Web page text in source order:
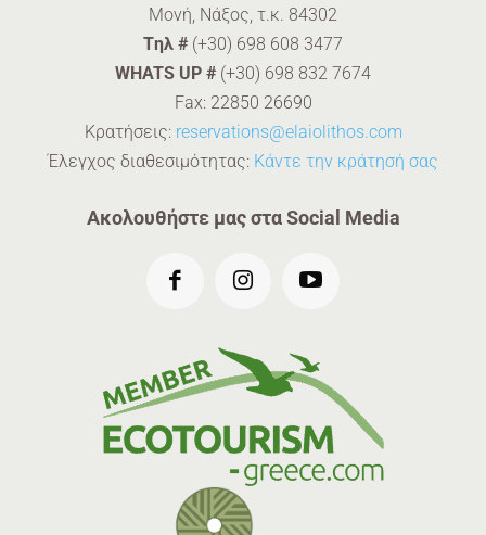
Μονή, Νάξος, τ.κ. 84302
Tηλ # (+30) 698 608 3477
WHATS UP # (+30) 698 832 7674
Fax: 22850 26690
Κρατήσεις: reservations@elaiolithos.com
Έλεγχος διαθεσιμότητας: Κάντε την κράτησή σας
Ακολουθήστε μας στα Social Media